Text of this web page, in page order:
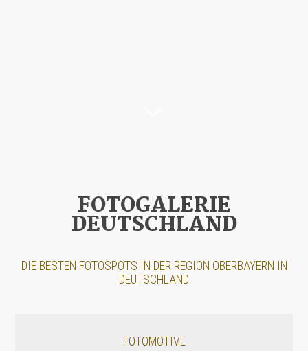
FOTOGALERIE
DEUTSCHLAND
DIE BESTEN FOTOSPOTS IN DER REGION OBERBAYERN IN
DEUTSCHLAND
FOTOMOTIVE